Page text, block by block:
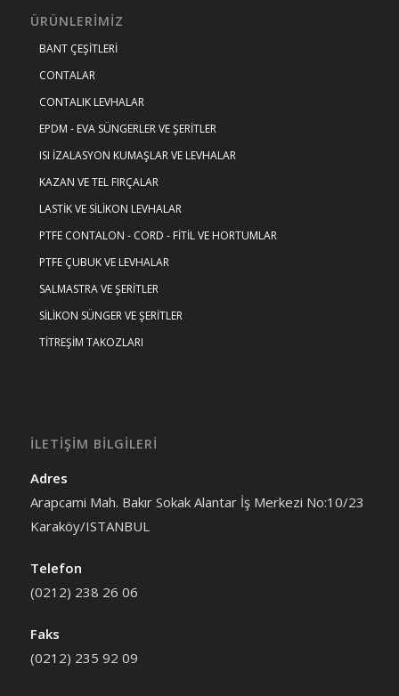
ÜRÜNLERIMIZ
BANT ÇEŞİTLERİ
CONTALAR
CONTALIK LEVHALAR
EPDM - EVA SÜNGERLER VE ŞERİTLER
ISI İZALASYON KUMAŞLAR VE LEVHALAR
KAZAN VE TEL FIRÇALAR
LASTİK VE SİLİKON LEVHALAR
PTFE CONTALON - CORD - FİTİL VE HORTUMLAR
PTFE ÇUBUK VE LEVHALAR
SALMASTRA VE ŞERİTLER
SİLİKON SÜNGER VE ŞERİTLER
TİTREŞİM TAKOZLARI
İLETİŞİM BİLGİLERİ
Adres
Arapcami Mah. Bakır Sokak Alantar İş Merkezi No:10/23
Karaköy/ISTANBUL
Telefon
(0212) 238 26 06
Faks
(0212) 235 92 09